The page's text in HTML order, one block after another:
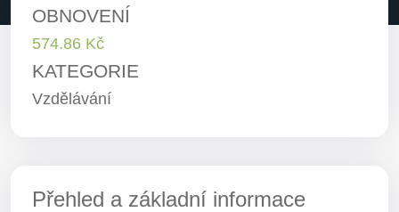
OBNOVENÍ
574.86 Kč
KATEGORIE
Vzdělávání
Přehled a základní informace